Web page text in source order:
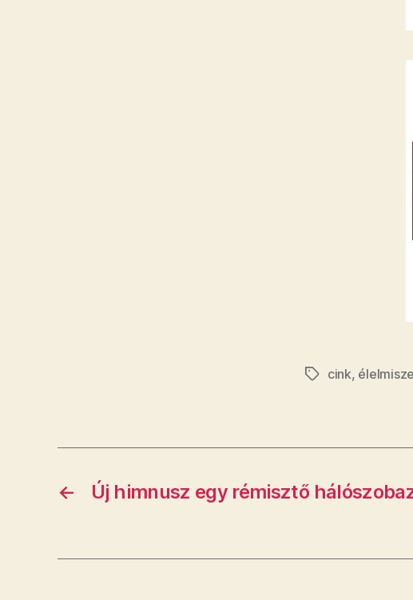
Címkék
cink,
← Új himnusz egy rémisztő